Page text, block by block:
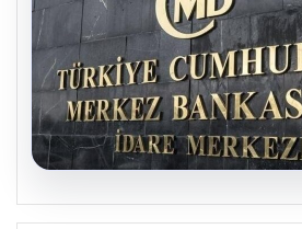
05.08.2026